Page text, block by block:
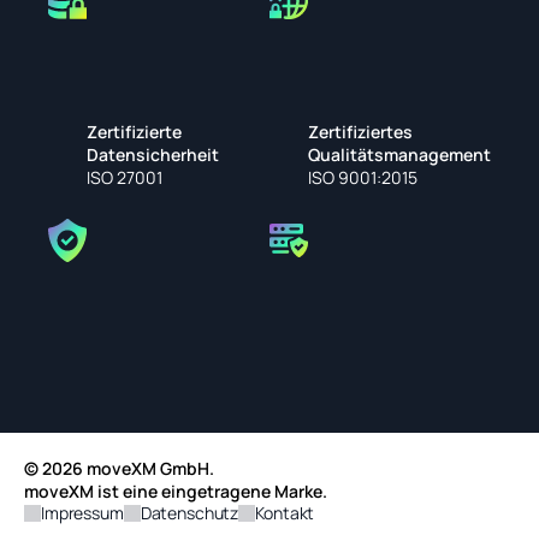
Zertifizierte
Datensicherheit
ISO 27001
Zertifiziertes
Qualitätsmanagement
ISO 9001:2015
© 2026 moveXM GmbH.
moveXM ist eine eingetragene Marke.
Impressum
Datenschutz Kontakt